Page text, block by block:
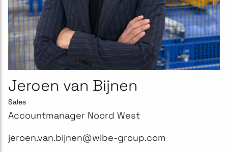
Jeroen van Bijnen
Sales
Accountmanager Noord West
jeroen.van.bijnen@wibe-group.com